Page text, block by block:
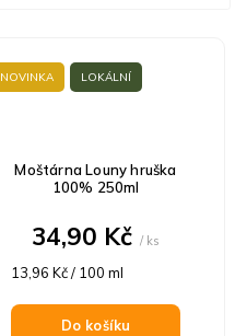
NOVINKA LOKÁLNÍ
Moštárna Louny hruška
100% 250ml
34,90 Kč/ ks
Měrná
13,96 Kč / 100 ml
Do košíku